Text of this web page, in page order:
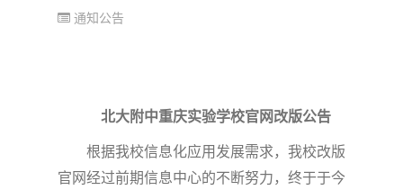
通知公告
北大附中重庆实验学校官网改版公告
根据我校信息化应用发展需求，我校改版
官网经过前期信息中心的不断努力，终于于今